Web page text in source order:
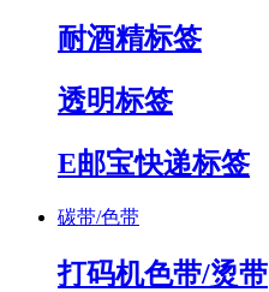
耐酒精标签
透明标签
E邮宝快递标签
碳带/色带
打码机色带/烫带